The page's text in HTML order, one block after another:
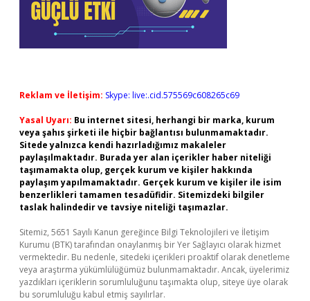
Reklam ve İletişim: Skype: live:.cid.575569c608265c69
Yasal Uyarı: Bu internet sitesi, herhangi bir marka, kurum
veya şahıs şirketi ile hiçbir bağlantısı bulunmamaktadır.
Sitede yalnızca kendi hazırladığımız makaleler
paylaşılmaktadır. Burada yer alan içerikler haber niteliği
taşımamakta olup, gerçek kurum ve kişiler hakkında
paylaşım yapılmamaktadır. Gerçek kurum ve kişiler ile isim
benzerlikleri tamamen tesadüfidir. Sitemizdeki bilgiler
taslak halindedir ve tavsiye niteliği taşımazlar.
Sitemiz, 5651 Sayılı Kanun gereğince Bilgi Teknolojileri ve İletişim
Kurumu (BTK) tarafından onaylanmış bir Yer Sağlayıcı olarak hizmet
vermektedir. Bu nedenle, sitedeki içerikleri proaktif olarak denetleme
veya araştırma yükümlülüğümüz bulunmamaktadır. Ancak, üyelerimiz
yazdıkları içeriklerin sorumluluğunu taşımakta olup, siteye üye olarak
bu sorumluluğu kabul etmiş sayılırlar.